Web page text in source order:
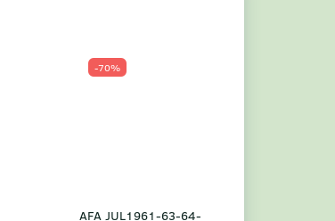
-70%
AFA JUL1961-63-64-